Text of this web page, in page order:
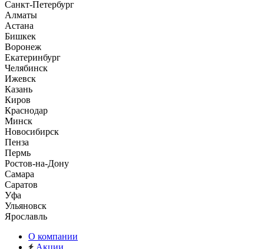
Санкт-Петербург
Алматы
Астана
Бишкек
Воронеж
Екатеринбург
Челябинск
Ижевск
Казань
Киров
Краснодар
Минск
Новосибирск
Пенза
Пермь
Ростов-на-Дону
Самара
Саратов
Уфа
Ульяновск
Ярославль
О компании
Акции